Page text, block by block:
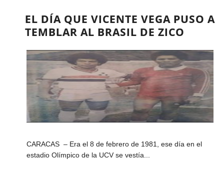
EL DÍA QUE VICENTE VEGA PUSO A
TEMBLAR AL BRASIL DE ZICO
CARACAS – Era el 8 de febrero de 1981, ese día en el
estadio Olímpico de la UCV se vestía...